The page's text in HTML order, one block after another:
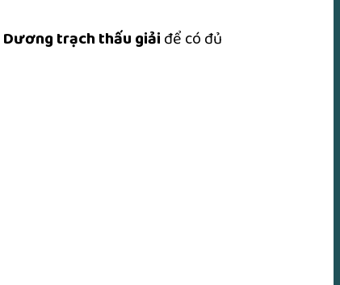
Dương trạch thấu giảiđể có đủ